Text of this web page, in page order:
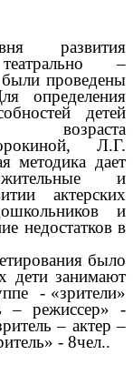
развития
–
проведены
определения
детей
возраста
Л.Г.
методика дает
и
актерских
и
недостатков в
было
дети занимают
- «зрители»
– режиссер» -
– актер –
- 8чел..